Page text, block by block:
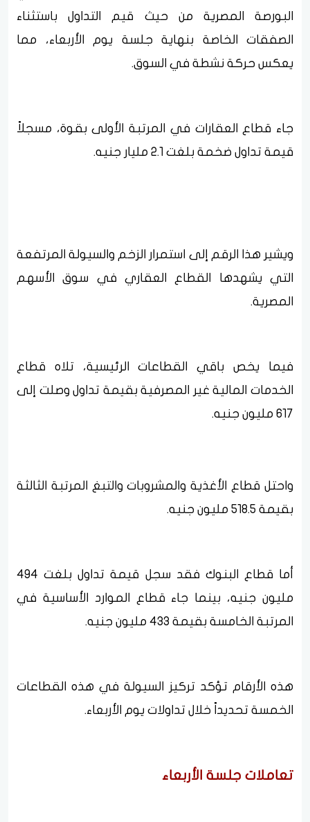
البورصة المصرية من حيث قيم التداول باستثناء
الصفقات الخاصة بنهاية جلسة يوم الأربعاء، مما
يعكس حركة نشطة في السوق.
جاء قطاع العقارات في المرتبة الأولى بقوة، مسجلاً
قيمة تداول ضخمة بلغت 2.1 مليار جنيه.
ويشير هذا الرقم إلى استمرار الزخم والسيولة المرتفعة
التي يشهدها القطاع العقاري في سوق الأسهم
المصرية.
فيما يخص باقي القطاعات الرئيسية، تلاه قطاع
الخدمات المالية غير المصرفية بقيمة تداول وصلت إلى
617 مليون جنيه.
واحتل قطاع الأغذية والمشروبات والتبغ المرتبة الثالثة
بقيمة 518.5 مليون جنيه.
أما قطاع البنوك فقد سجل قيمة تداول بلغت 494
مليون جنيه، بينما جاء قطاع الموارد الأساسية في
المرتبة الخامسة بقيمة 433 مليون جنيه.
هذه الأرقام تؤكد تركيز السيولة في هذه القطاعات
الخمسة تحديداً خلال تداولات يوم الأربعاء.
تعاملات جلسة الأربعاء